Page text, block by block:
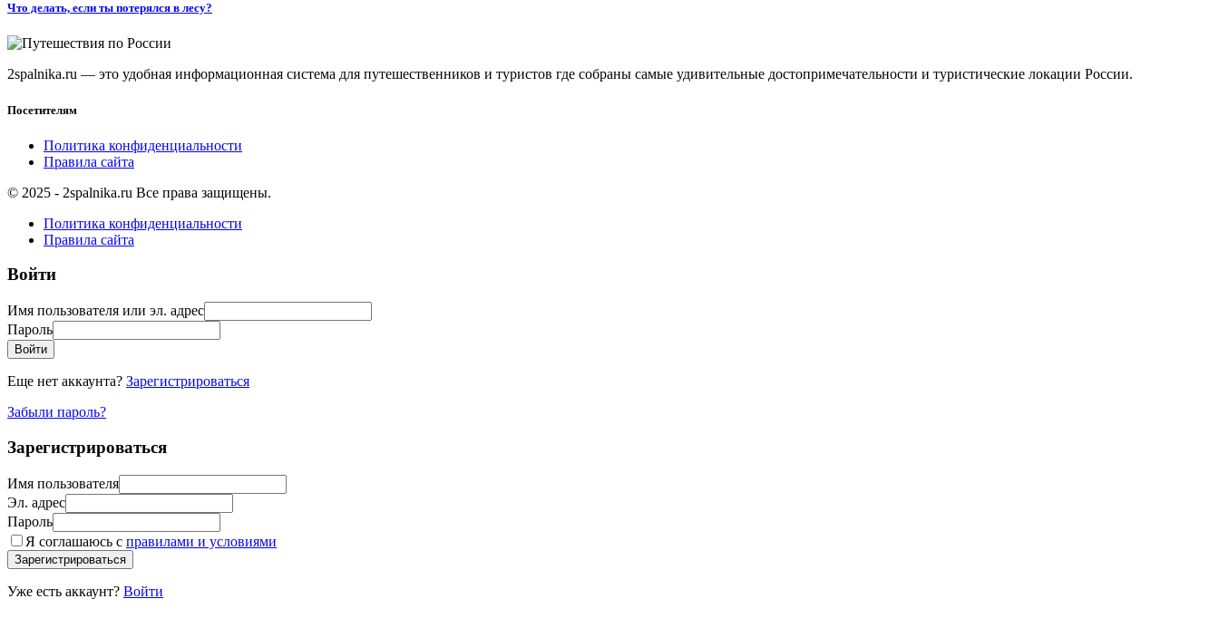
Что делать, если ты потерялся в лесу?
2spalnika.ru — это удобная информационная система для путешественников и туристов где собраны самые удивительные достопримечательности и туристические локации России.
Посетителям
Политика конфиденциальности
Правила сайта
© 2025 - 2spalnika.ru Все права защищены.
Политика конфиденциальности
Правила сайта
Войти
Имя пользователя или эл. адрес
Пароль
Войти
Еще нет аккаунта? Зарегистрироваться
Забыли пароль?
Зарегистрироваться
Имя пользователя
Эл. адрес
Пароль
Я соглашаюсь с правилами и условиями
Зарегистрироваться
Уже есть аккаунт? Войти